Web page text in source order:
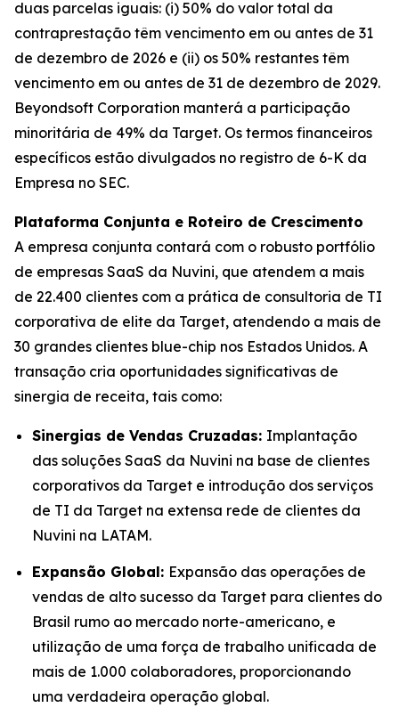
duas parcelas iguais: (i) 50% do valor total da
contraprestação têm vencimento em ou antes de 31
de dezembro de 2026 e (ii) os 50% restantes têm
vencimento em ou antes de 31 de dezembro de 2029.
Beyondsoft Corporation manterá a participação
minoritária de 49% da Target. Os termos financeiros
específicos estão divulgados no registro de 6-K da
Empresa no SEC.
Plataforma Conjunta e Roteiro de Crescimento
A empresa conjunta contará com o robusto portfólio
de empresas SaaS da Nuvini, que atendem a mais
de 22.400 clientes com a prática de consultoria de TI
corporativa de elite da Target, atendendo a mais de
30 grandes clientes blue-chip nos Estados Unidos. A
transação cria oportunidades significativas de
sinergia de receita, tais como:
Sinergias de Vendas Cruzadas: Implantação
das soluções SaaS da Nuvini na base de clientes
corporativos da Target e introdução dos serviços
de TI da Target na extensa rede de clientes da
Nuvini na LATAM.
Expansão Global: Expansão das operações de
vendas de alto sucesso da Target para clientes do
Brasil rumo ao mercado norte-americano, e
utilização de uma força de trabalho unificada de
mais de 1.000 colaboradores, proporcionando
uma verdadeira operação global.